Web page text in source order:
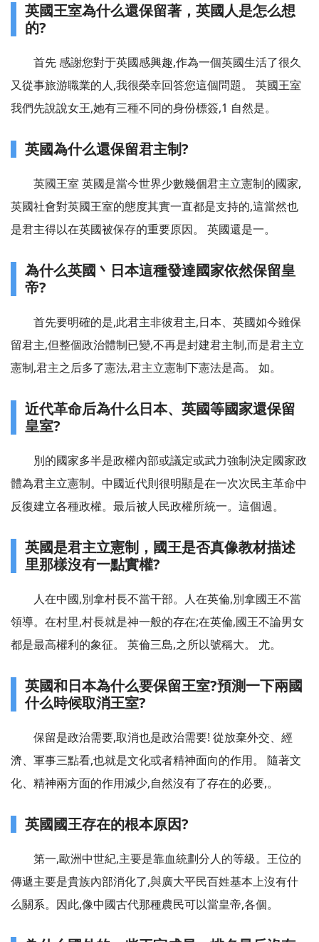
英國王室為什么還保留著，英國人是怎么想
的?
首先 感謝您對于英國感興趣,作為一個英國生活了很久
又從事旅游職業的人,我很榮幸回答您這個問題。 英國王室
我們先說說女王,她有三種不同的身份標簽,1 自然是。
英國為什么還保留君主制?
英國王室 英國是當今世界少數幾個君主立憲制的國家,
英國社會對英國王室的態度其實一直都是支持的,這當然也
是君主得以在英國被保存的重要原因。 英國還是一。
為什么英國丶日本這種發達國家依然保留皇
帝?
首先要明確的是,此君主非彼君主,日本、英國如今雖保
留君主,但整個政治體制已變,不再是封建君主制,而是君主立
憲制,君主之后多了憲法,君主立憲制下憲法是高。 如。
近代革命后為什么日本、英國等國家還保留
皇室?
別的國家多半是政權內部或議定或武力強制決定國家政
體為君主立憲制。中國近代則很明顯是在一次次民主革命中
反復建立各種政權。最后被人民政權所統一。這個過。
英國是君主立憲制，國王是否真像教材描述
里那樣沒有一點實權?
人在中國,別拿村長不當干部。人在英倫,別拿國王不當
領導。在村里,村長就是神一般的存在;在英倫,國王不論男女
都是最高權利的象征。 英倫三島,之所以號稱大。 尤。
英國和日本為什么要保留王室?預測一下兩國
什么時候取消王室?
保留是政治需要,取消也是政治需要! 從放棄外交、經
濟、軍事三點看,也就是文化或者精神面向的作用。 隨著文
化、精神兩方面的作用減少,自然沒有了存在的必要,。
英國國王存在的根本原因?
第一,歐洲中世紀,主要是靠血統劃分人的等級。王位的
傳遞主要是貴族內部消化了,與廣大平民百姓基本上沒有什
么關系。因此,像中國古代那種農民可以當皇帝,各個。